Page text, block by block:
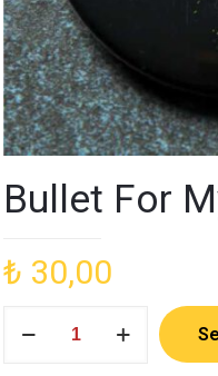
Bullet For
₺ 30,00
For